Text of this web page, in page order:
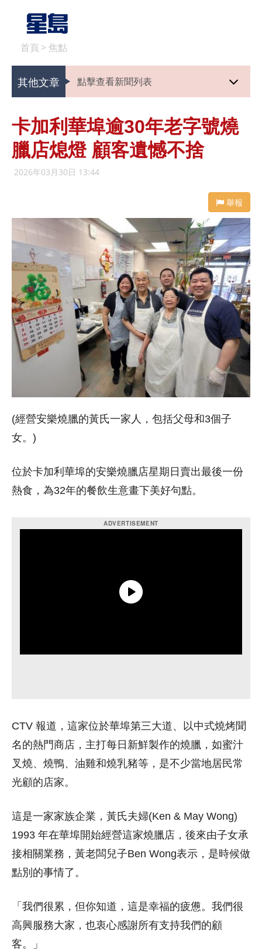
首頁 > 焦點
其他文章 點擊查看新聞列表
卡加利華埠逾30年老字號燒
臘店熄燈 顧客遺憾不捨
2026年03月30日 13:44
舉報
(經營安樂燒臘的黃氏一家人，包括父母和3個子
女。)
位於卡加利華埠的安樂燒臘店星期日賣出最後一份
熱食，為32年的餐飲生意畫下美好句點。
CTV 報道，這家位於華埠第三大道、以中式燒烤聞
名的熱門商店，主打每日新鮮製作的燒臘，如蜜汁
叉燒、燒鴨、油雞和燒乳豬等，是不少當地居民常
光顧的店家。
這是一家家族企業，黃氏夫婦(Ken & May Wong)
1993 年在華埠開始經營這家燒臘店，後來由子女承
接相關業務，黃老闆兒子Ben Wong表示，是時候做
點別的事情了。
「我們很累，但你知道，這是幸福的疲憊。我們很
高興服務大家，也衷心感謝所有支持我們的顧
客。」